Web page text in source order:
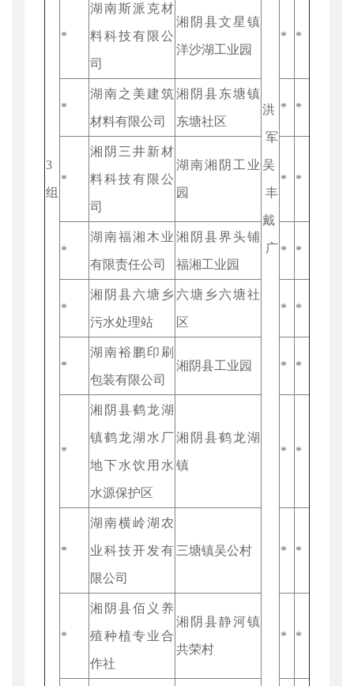
3
组
洪
军
吴
丰
戴
广
*
湖南斯派克材
料科技有限公
司
湘阴县文星镇
洋沙湖工业园
* *
*
湖南之美建筑
材料有限公司
湘阴县东塘镇
东塘社区
* *
*
湘阴三井新材
料科技有限公
司
湖南湘阴工业
园
* *
*
湖南福湘木业
有限责任公司
湘阴县界头铺
福湘工业园
* *
*
湘阴县六塘乡
污水处理站
六塘乡六塘社
区
* *
*
湖南裕鹏印刷
包装有限公司
湘阴县工业园 * *
*
湘阴县鹤龙湖
镇鹤龙湖水厂
地下水饮用水
水源保护区
湘阴县鹤龙湖
镇
* *
*
湖南横岭湖农
业科技开发有
限公司
三塘镇吴公村 * *
*
湘阴县佰义养
殖种植专业合
作社
湘阴县静河镇
共荣村
* *